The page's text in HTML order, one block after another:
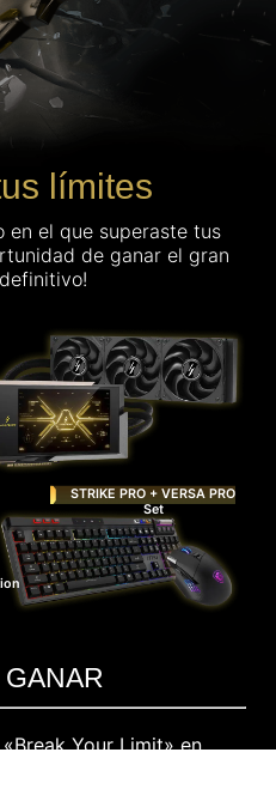
límites
en el que superaste tus
de ganar el gran
STRIKE PRO + VERSA PRO
Set